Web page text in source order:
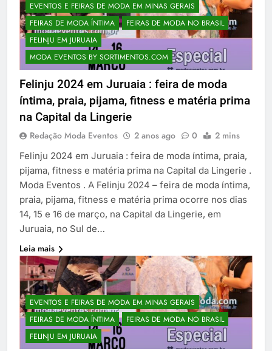
EVENTOS E FEIRAS DE MODA EM MINAS GERAIS
FEIRAS DE MODA ÍNTIMA
FEIRAS DE MODA NO BRASIL
FELINJU EM JURUAIA
MODA EVENTOS BY SORTIMENTOS.COM
Felinju 2024 em Juruaia : feira de moda
íntima, praia, pijama, fitness e matéria prima
na Capital da Lingerie
Redação Moda Eventos 2 anos ago 0 2 mins
Felinju 2024 em Juruaia : feira de moda íntima, praia,
pijama, fitness e matéria prima na Capital da Lingerie .
Moda Eventos . A Felinju 2024 – feira de moda íntima,
praia, pijama, fitness e matéria prima ocorre nos dias
14, 15 e 16 de março, na Capital da Lingerie, em
Juruaia, no Sul de…
Leia mais
EVENTOS E FEIRAS DE MODA EM MINAS GERAIS
FEIRAS DE MODA ÍNTIMA
FEIRAS DE MODA NO BRASIL
FELINJU EM JURUAIA